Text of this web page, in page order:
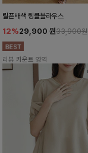
릴픈배색 링클블라우스
12%29,900 원33,900원
리뷰 카운트 영역